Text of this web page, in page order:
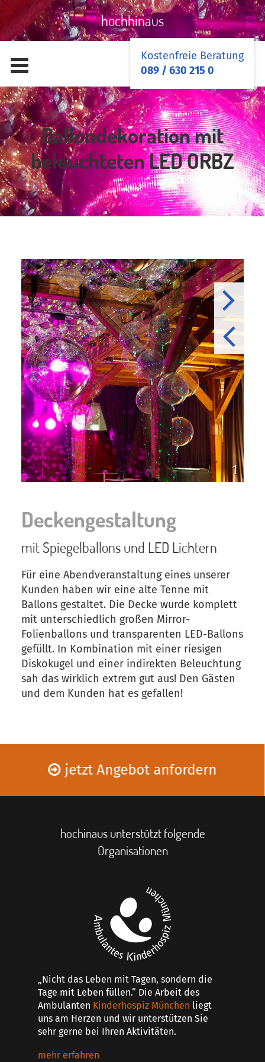
hochhinaus
Kostenfreie Beratung
089 / 630 215 0
Ballondekoration mit
beleuchteten LED ORBZ
1
Deckengestaltung
mit Spiegelballons und LED Lichtern
Für eine Abendveranstaltung eines unserer
Kunden haben wir eine alte Tenne mit
Ballons gestaltet. Die Decke wurde komplett
mit unterschiedlich großen Mirror-
Folienballons und transparenten LED-Ballons
gefüllt. In Kombination mit einer riesigen
Diskokugel und einer indirekten Beleuchtung
sah das wirklich extrem gut aus! Den Gästen
und dem Kunden hat es gefallen!
jetzt Angebot anfordern
hochinaus unterstützt folgende
Organisationen
„Nicht das Leben mit Tagen, sondern die
Tage mit Leben füllen.“ Die Arbeit des
Ambulanten Kinderhospiz München liegt
uns am Herzen und wir unterstützen Sie
sehr gerne bei Ihren Aktivitäten.
mehr erfahren